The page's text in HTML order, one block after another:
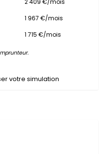
2 409 €/mois
1 967 €/mois
1 715 €/mois
votre simulation